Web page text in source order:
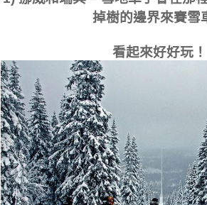
掉樹的邊界來賽雪
看起來好好玩！